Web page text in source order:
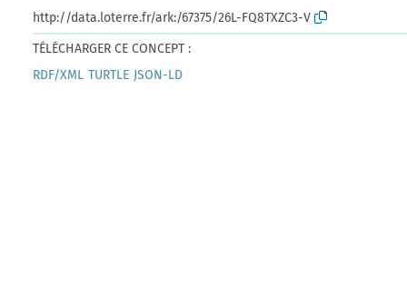
http://data.loterre.fr/ark:/67375/26L-FQ8TXZC3-V
TÉLÉCHARGER CE CONCEPT :
RDF/XML TURTLE JSON-LD